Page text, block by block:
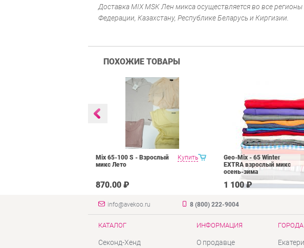
Доставка MIX MSK Лен микса осуществляется во все
Федерации, Казахстану, Республике Беларусь и Киргизии.
ПОХОЖИЕ ТОВАРЫ
Купить
Mix 65-100 S - Взрослый
микс Лето
870.00 ₽
Geo-Mix - 65 Winter
EXTRA взрослый микс
осень-зима
1 100 ₽
info@avekoo.ru 8 (800) 222-9004
КАТАЛОГ
Секонд-Хенд
ИНФОРМАЦИЯ
О продавце
ГОРОДА